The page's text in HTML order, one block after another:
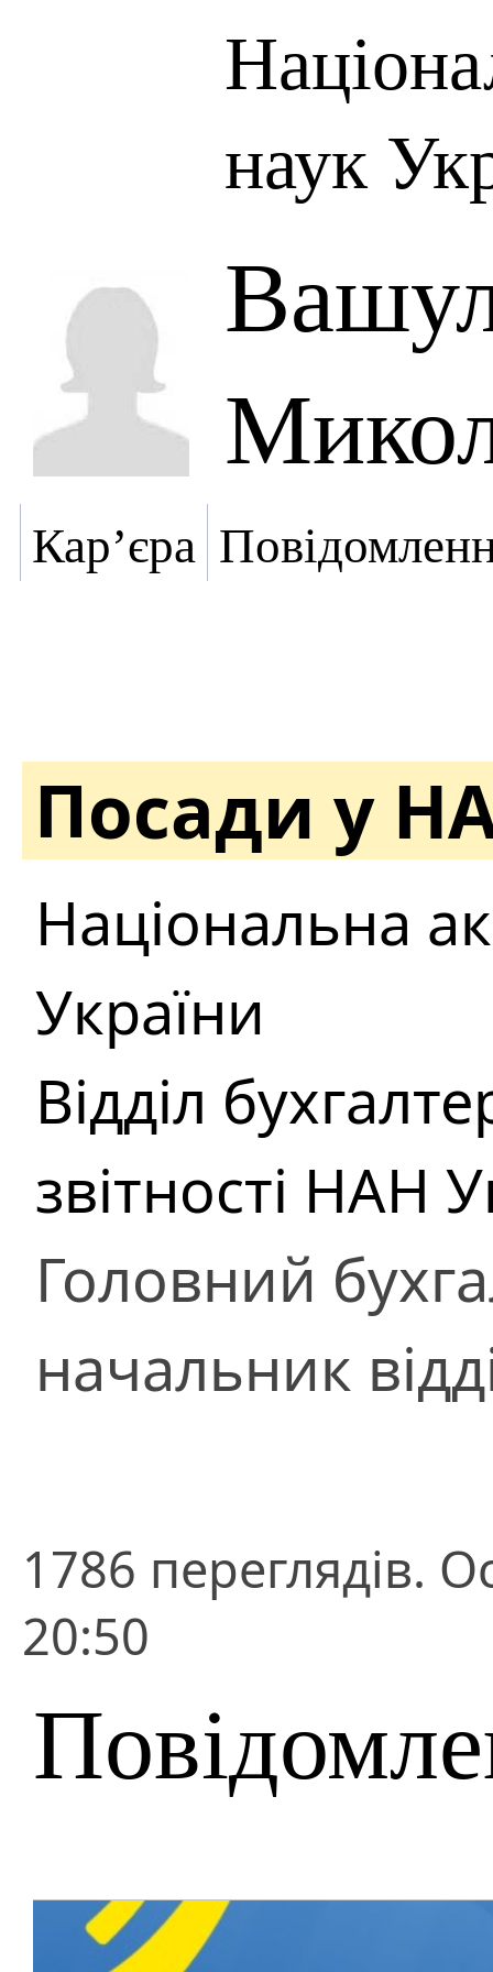
наук
Кар’єра
Посади у
Національна
України
Відділ
звітності НАН
Головний
начальник
1786 переглядів.
20:50